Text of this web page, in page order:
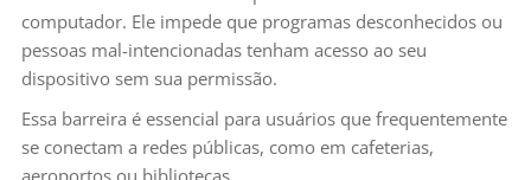
computador. Ele impede que programas desconhecidos ou
pessoas mal-intencionadas tenham acesso ao seu
dispositivo sem sua permissão.
Essa barreira é essencial para usuários que frequentemente
se conectam a redes públicas, como em cafeterias,
aeroportos ou bibliotecas.